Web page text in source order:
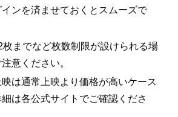
ンを済ませておくとスムーズで
までなど枚数制限が設けられる場
意ください。
は通常上映より価格が高いケース
は各公式サイトでご確認くださ